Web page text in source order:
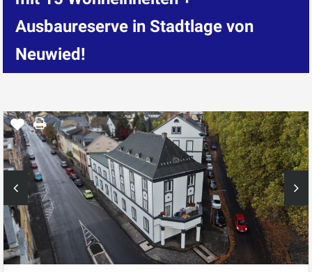
Ausbaureserve in Stadtlage von
Neuwied!